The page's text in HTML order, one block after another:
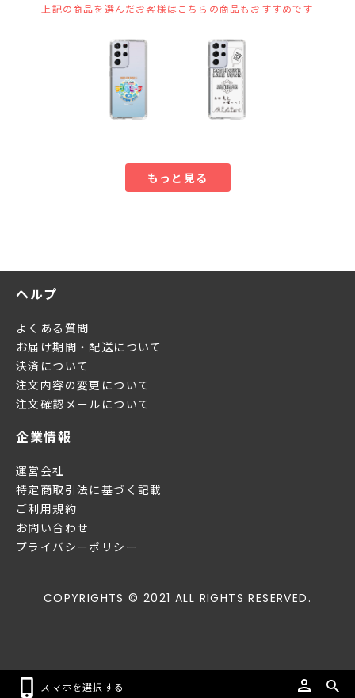
上記の商品を選んだお客様はこちらの商品もおすすめです
もっと見る
ヘルプ
よくある質問
お届け期間・配送について
決済について
注文内容の変更について
注文確認メールについて
企業情報
運営会社
特定商取引法に基づく記載
ご利用規約
お問い合わせ
プライバシーポリシー
COPYRIGHTS © 2021 ALL RIGHTS RESERVED.
スマホを選択する